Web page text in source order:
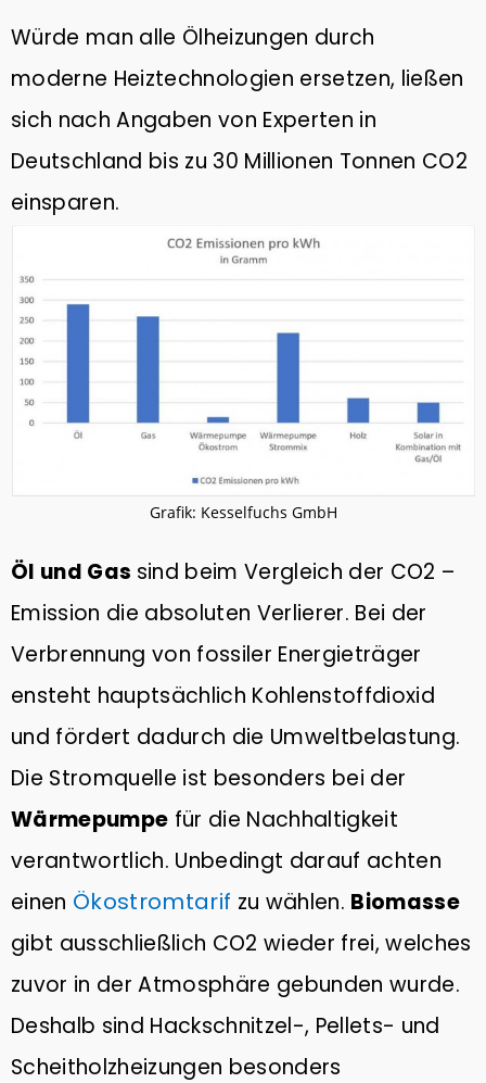
Würde man alle Ölheizungen durch
moderne Heiztechnologien ersetzen, ließen
sich nach Angaben von Experten in
Deutschland bis zu 30 Millionen Tonnen CO2
einsparen.
Grafik: Kesselfuchs GmbH
Öl und Gas sind beim Vergleich der CO2 –
Emission die absoluten Verlierer. Bei der
Verbrennung von fossiler Energieträger
ensteht hauptsächlich Kohlenstoffdioxid
und fördert dadurch die Umweltbelastung.
Die Stromquelle ist besonders bei der
Wärmepumpe für die Nachhaltigkeit
verantwortlich. Unbedingt darauf achten
einen Ökostromtarif zu wählen. Biomasse
gibt ausschließlich CO2 wieder frei, welches
zuvor in der Atmosphäre gebunden wurde.
Deshalb sind Hackschnitzel-, Pellets- und
Scheitholzheizungen besonders